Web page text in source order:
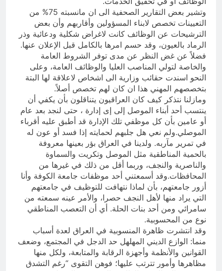
وتشير بعض التقارير الصحفية الى ان مانسبته 75% من
التعيينات تخصص لابناء المسؤولين وأقاربهم وأن بعض
الترشيحات عن الوظائف كانت لاغراض شكلية ودعائية وذر
الرماد بالعيون، وقد حسم امرها بالكامل قبل الإعلان عنها.
فضلاً عن غض النظر عن مدى توفر الشروط العامة
والخاصة لتولي المناصب العليا والوظائف العامة، وعلى
النحو اسندت حقائب وزارية الى اشخاص لاعلاقة لها البتة
بتخصصهم المهني هذا ان كان لهم تخصص أصلاً.
ومازلنا نتذكر كيف كان العراقيون يتناقلون بأن يكفي أن
ينتسب أحد أبناء الموصل إلى إى إدارة ، حتى لنجد بعد عام
أو عامين بأن كل موظفي تلك الإدارة قد أطبق عليه أقرباء
الموصلي.ولم نعي هل جلبهم لحمايته إذا فسد أو عون له
في تمرير مآربه. ولدينا في العراق بؤر بعينها معروفة
بالحمية المناطقية مثل الموصل وتكريت والسماوة
والناصرية والنجف، وربما أقل من ذلك في غيرها من
المحافظات.وقد أسمعتني أحد موظفات جامعة الكوفة وأنا
أزور جامعتهم، بأن لماذا نتهافت للتوظيف في جامعتهم
التي يراد منها لأهل النجف حصرا، والأمر عينه سمعته من
سامرائي ومن أحد بنات الحلة. أي أن التعصب المناطقي
نوع من المحسوبية.
وقد انتشرت ظاهرة المنسوبية في العراق لعدة أسباب
منما: الوازع الديني المهلهل حد الدجل في المجتمع، وضعف
القوانين والأنظمة وأجهزة الرقابة والمتابعة، ولكل منها
مظاهرها وأمور تترتب عليها؛ فوهن التقوى “رغم التشدق